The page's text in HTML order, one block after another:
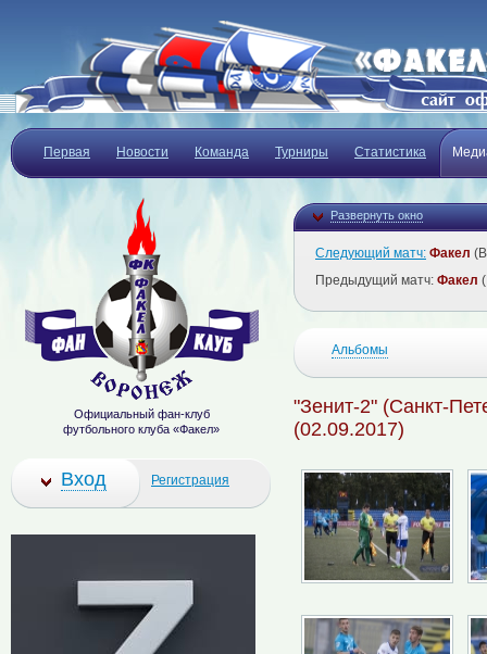
Первая Новости Команда Турниры Статистика
Развернуть окно
Следующий матч: Факел
Предыдущий матч: Факел
Альбомы
"Зенит-2" (Санкт-
(02.09.2017)
Официальный фан-клуб
футбольного клуба «Факел»
Вход Регистрация